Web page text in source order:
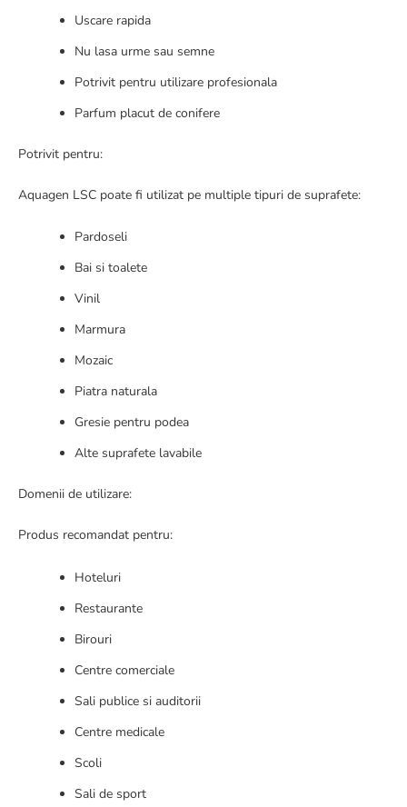
Uscare rapida
Nu lasa urme sau semne
Potrivit pentru utilizare profesionala
Parfum placut de conifere
Potrivit pentru:
Aquagen LSC poate fi utilizat pe multiple tipuri de suprafete:
Pardoseli
Bai si toalete
Vinil
Marmura
Mozaic
Piatra naturala
Gresie pentru podea
Alte suprafete lavabile
Domenii de utilizare:
Produs recomandat pentru:
Hoteluri
Restaurante
Birouri
Centre comerciale
Sali publice si auditorii
Centre medicale
Scoli
Sali de sport